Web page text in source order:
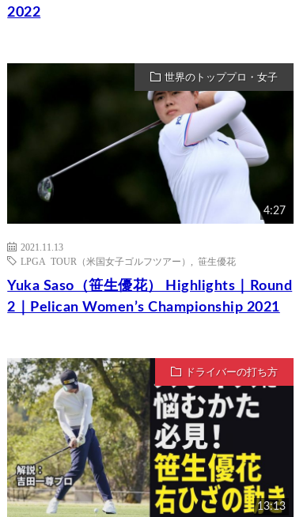
2022
世界のトッププロ・女子
4:27
2021.11.13
LPGA TOUR（米国女子ゴルフツアー）
,笹生優花
Yuka Saso（笹生優花） Highlights｜Round
2｜Pelican Women’s Championship 2021
ドライバーの打ち方
13:13